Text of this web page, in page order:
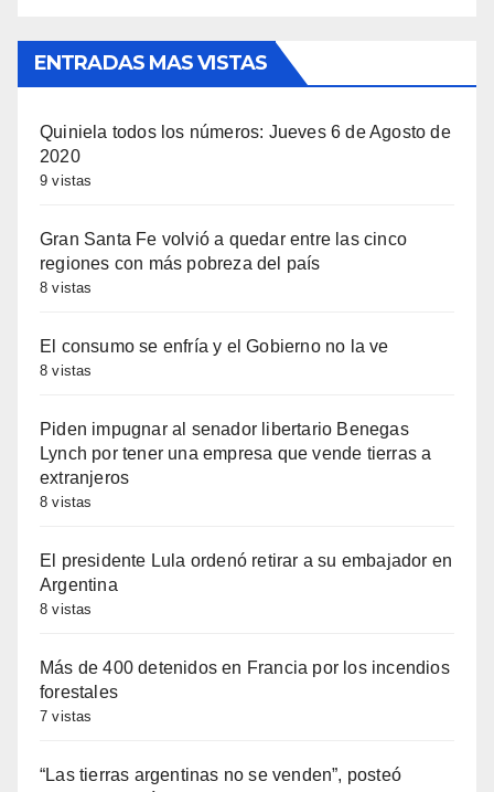
ENTRADAS MAS VISTAS
Quiniela todos los números: Jueves 6 de Agosto de
2020
9 vistas
Gran Santa Fe volvió a quedar entre las cinco
regiones con más pobreza del país
8 vistas
El consumo se enfría y el Gobierno no la ve
8 vistas
Piden impugnar al senador libertario Benegas
Lynch por tener una empresa que vende tierras a
extranjeros
8 vistas
El presidente Lula ordenó retirar a su embajador en
Argentina
8 vistas
Más de 400 detenidos en Francia por los incendios
forestales
7 vistas
“Las tierras argentinas no se venden”, posteó